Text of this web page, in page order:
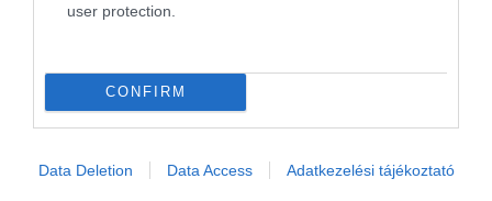
user protection.
CONFIRM
Data Deletion Data Access Adatkezelési tájékoztató